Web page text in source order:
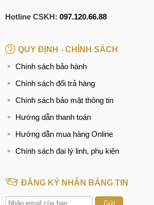
Hotline CSKH: 097.120.66.88
QUY ĐỊNH - CHÍNH SÁCH
Chính sách bảo hành
Chính sách đổi trả hàng
Chính sách bảo mật thông tin
Hướng dẫn thanh toán
Hướng dẫn mua hàng Online
Chính sách đại lý linh, phụ kiện
ĐĂNG KÝ NHẬN BẢNG TIN
Gửi